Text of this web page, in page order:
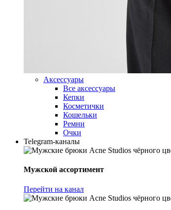
Аксессуары
Все аксессуары
Кепки
Косметички
Кошельки
Ремни
Очки
Telegram-каналы
Мужской ассортимент
Перейти на канал